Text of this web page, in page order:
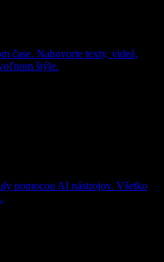
čase. Nahovorte texty, videá,
štýle.
pomocou AI nástrojov. Všetko